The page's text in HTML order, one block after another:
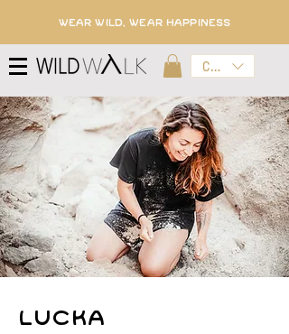
WEAR WILD, WEAR HAPPINESS
CZK (Kč)
Lucka